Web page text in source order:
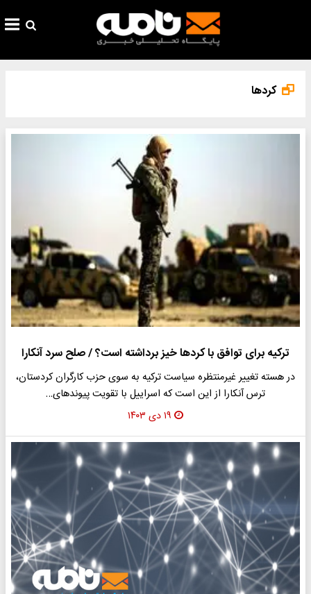
کردها
ترکیه برای توافق با کردها خیز برداشته است؟ / صلح سرد آنکارا
در هسته تغییر غیرمنتظره سیاست ترکیه به سوی حزب کارگران کردستان،
ترس آنکارا از این است که اسراییل با تقویت پیوندهای…
۱۹ دی ۱۴۰۳